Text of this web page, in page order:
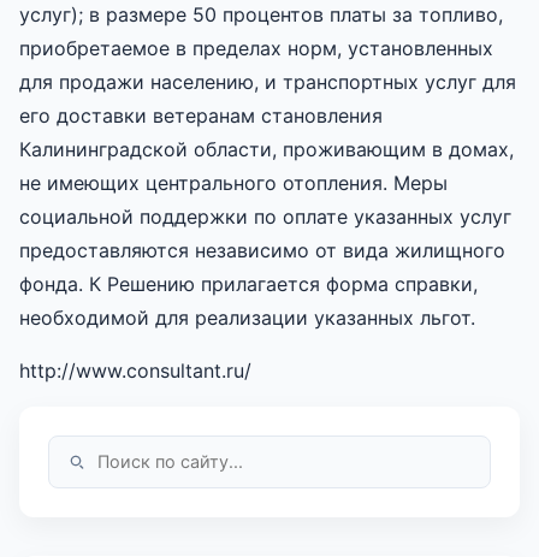
услуг); в размере 50 процентов платы за топливо,
приобретаемое в пределах норм, установленных
для продажи населению, и транспортных услуг для
его доставки ветеранам становления
Калининградской области, проживающим в домах,
не имеющих центрального отопления. Меры
социальной поддержки по оплате указанных услуг
предоставляются независимо от вида жилищного
фонда. К Решению прилагается форма справки,
необходимой для реализации указанных льгот.
http://www.consultant.ru/